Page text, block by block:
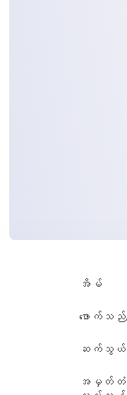
အိမ်
ဖောက်သည်မ
ဆက်သွ
အမှတ်